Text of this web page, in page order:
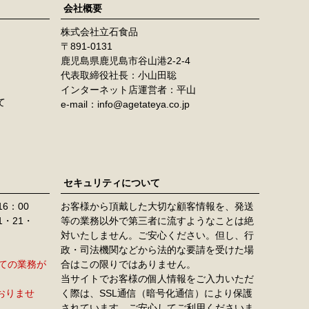
ップ
会社概要
株式会社立石食品
891-0131
鹿児島県鹿児島市谷山港2-2-4
代表取締役社長：小山田聡
インターネット店運営者：平山
e-mail：info@agetateya.co.jp
：00
21・
の業務が
りませ
セキュリティについて
お客様から頂戴した大切な顧客情報を、発送
等の業務以外で第三者に流すようなことは絶
対いたしません。ご安心ください。但し、行
政・司法機関などから法的な要請を受けた場
合はこの限りではありません。
当サイトでお客様の個人情報をご入力いただ
く際は、SSL通信（暗号化通信）により保護